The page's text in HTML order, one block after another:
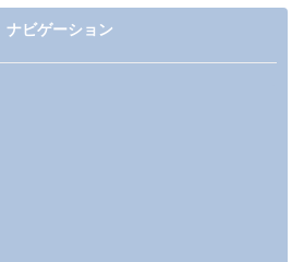
ナビゲーション